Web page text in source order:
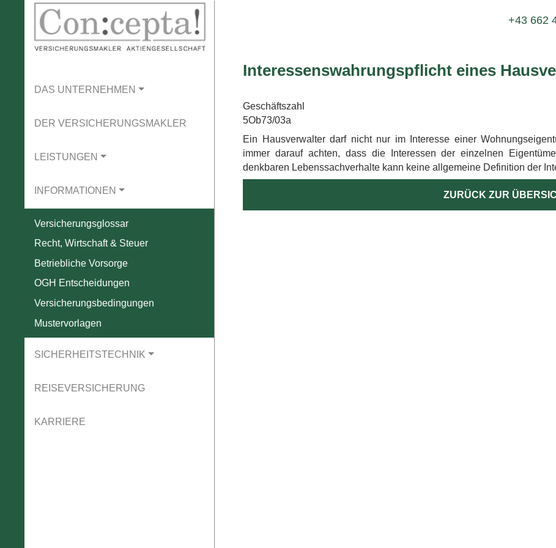
+43 662
DAS UNTERNEHMEN
DER VERSICHERUNGSMAKLER
LEISTUNGEN
INFORMATIONEN
Versicherungsglossar
Recht, Wirtschaft & Steuer
Betriebliche Vorsorge
OGH Entscheidungen
Versicherungsbedingungen
Mustervorlagen
SICHERHEITSTECHNIK
REISEVERSICHERUNG
KARRIERE
Interessenswahrungspflicht eines
Geschäftszahl
5Ob73/03a
Ein Hausverwalter darf nicht nur im Interesse einer
immer darauf achten, dass die Interessen der einzelnen
denkbaren Lebenssachverhalte kann keine allgemeine Definition der
ZURÜCK ZUR